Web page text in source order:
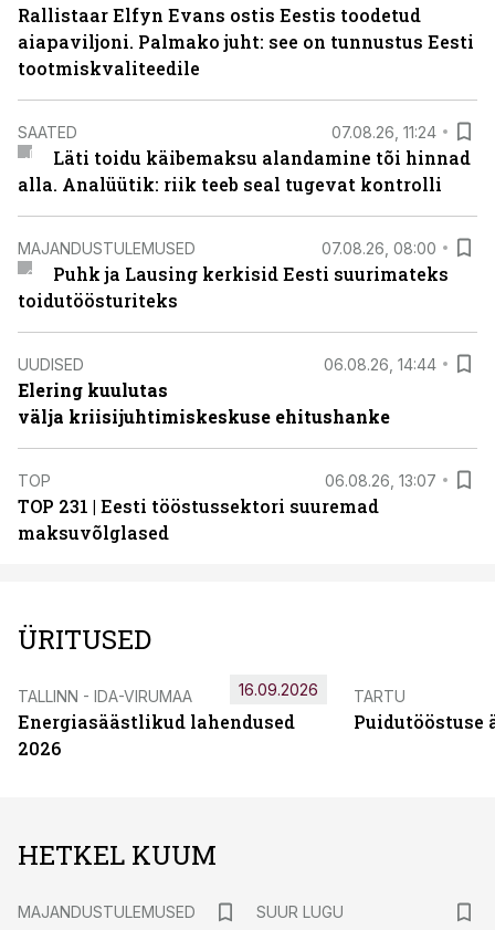
Rallistaar Elfyn Evans ostis Eestis toodetud
aiapaviljoni. Palmako juht: see on tunnustus Eesti
tootmiskvaliteedile
SAATED 07.08.26, 11:24
Läti toidu käibemaksu alandamine tõi hinnad
alla. Analüütik: riik teeb seal tugevat kontrolli
MAJANDUSTULEMUSED 07.08.26, 08:00
Puhk ja Lausing kerkisid Eesti suurimateks
toidutöösturiteks
UUDISED 06.08.26, 14:44
Elering kuulutas
välja kriisijuhtimiskeskuse ehitushanke
TOP 06.08.26, 13:07
TOP 231 | Eesti tööstussektori suuremad
maksuvõlglased
ÜRITUSED
TALLINN - IDA-VIRUMAA
Energiasäästlikud lahendused
2026
16.09.2026 TARTU
Puidutööstuse
HETKEL KUUM
MAJANDUSTULEMUSED
SUUR LUGU